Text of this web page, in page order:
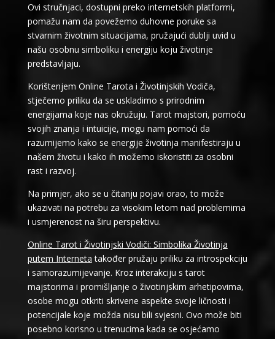
Ovi stručnjaci, dostupni preko internetskih platformi,
pomažu nam da povežemo duhovne poruke sa
stvarnim životnim situacijama, pružajući dublji uvid u
našu osobnu simboliku i energiju koju životinje
predstavljaju.
Korištenjem Online Tarota i Životinjskih Vodiča,
stječemo priliku da se uskladimo s prirodnim
energijama koje nas okružuju. Tarot majstori, pomoću
svojih znanja i intuicije, mogu nam pomoći da
razumijemo kako se energije životinja manifestiraju u
našem životu i kako ih možemo iskoristiti za osobni
rast i razvoj.
Na primjer, ako se u čitanju pojavi orao, to može
ukazivati na potrebu za visokim letom nad problemima
i usmjerenost na širu perspektivu.
Online Tarot i Životinjski Vodiči: Simbolika Životinja
putem Interneta također pružaju priliku za introspekciju
i samorazumijevanje. Kroz interakciju s tarot
majstorima i promišljanje o životinjskim arhetipovima,
osobe mogu otkriti skrivene aspekte svoje ličnosti i
potencijale koje možda nisu bili svjesni. Ovo može biti
posebno korisno u trenucima kada se osjećamo